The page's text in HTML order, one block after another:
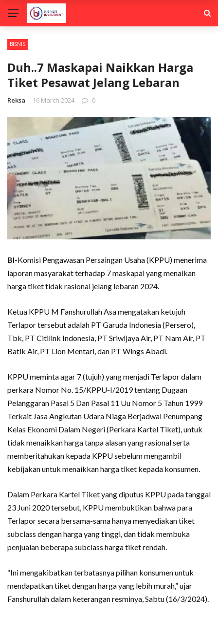
BISNIS
Duh..7 Maskapai Naikkan Harga
Tiket Pesawat Jelang Lebaran
Reksa 16 March 2024 0
BI-Komisi Pengawasan Persaingan Usaha (KPPU) menerima
laporan masyarakat terhadap 7 maskapai yang menaikan
harga tiket tidak rasional jelang lebaran 2024.
Ketua KPPU M Fanshurullah Asa mengatakan ketujuh
Terlapor tersebut adalah PT Garuda Indonesia (Persero),
Tbk, PT Citilink Indonesia, PT Sriwijaya Air, PT Nam Air, PT
Batik Air, PT Lion Mentari, dan PT Wings Abadi.
KPPU meminta agar 7 (tujuh) yang menjadi Terlapor dalam
perkara Nomor No. 15/KPPU-I/2019 tentang Dugaan
Pelanggaran Pasal 5 Dan Pasal 11 Uu Nomor 5 Tahun 1999
Terkait Jasa Angkutan Udara Niaga Berjadwal Penumpang
Kelas Ekonomi Dalam Negeri (Perkara Kartel Tiket), untuk
tidak menaikkan harga tanpa alasan yang rasional serta
memberitahukan kepada KPPU sebelum mengambil
kebijakan untuk menaikkan harga tiket kepada konsumen.
Dalam Perkara Kartel Tiket yang diputus KPPU pada tanggal
23 Juni 2020 tersebut, KPPU membuktikan bahwa para
Terlapor secara bersama-sama hanya menyediakan tiket
subclass dengan harga yang tinggi, dan tidak membuka
penjualan beberapa subclass harga tiket rendah.
“Ini mengakibatkan terbatasnya pilihan konsumen untuk
mendapatkan tiket dengan harga yang lebih murah,” ujar
Fanshurullah dalam keterangan resminya, Sabtu (16/3/2024).